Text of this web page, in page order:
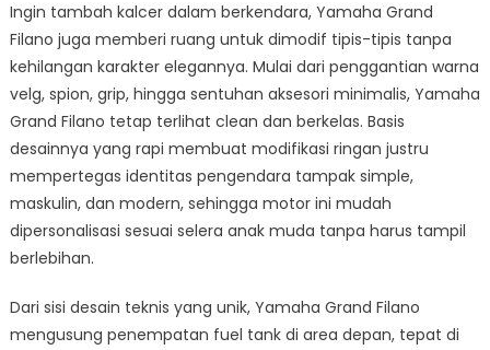
Ingin tambah kalcer dalam berkendara, Yamaha Grand
Filano juga memberi ruang untuk dimodif tipis-tipis tanpa
kehilangan karakter elegannya. Mulai dari penggantian warna
velg, spion, grip, hingga sentuhan aksesori minimalis, Yamaha
Grand Filano tetap terlihat clean dan berkelas. Basis
desainnya yang rapi membuat modifikasi ringan justru
mempertegas identitas pengendara tampak simple,
maskulin, dan modern, sehingga motor ini mudah
dipersonalisasi sesuai selera anak muda tanpa harus tampil
berlebihan.
Dari sisi desain teknis yang unik, Yamaha Grand Filano
mengusung penempatan fuel tank di area depan, tepat di